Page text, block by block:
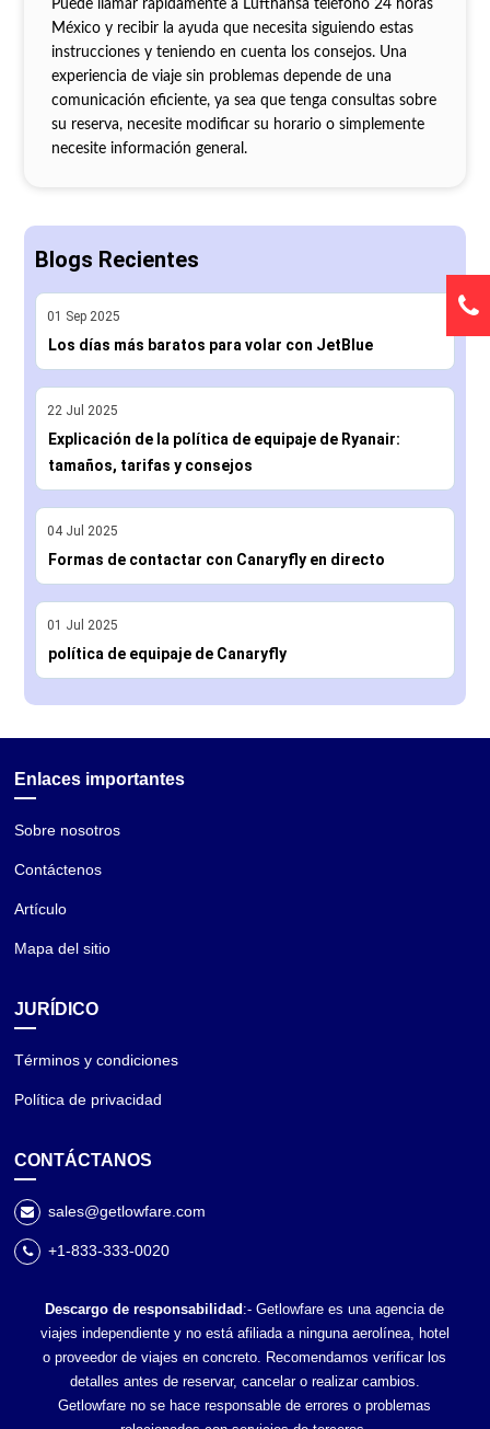
Puede llamar rápidamente a Lufthansa teléfono 24 horas
México y recibir la ayuda que necesita siguiendo estas
instrucciones y teniendo en cuenta los consejos. Una
experiencia de viaje sin problemas depende de una
comunicación eficiente, ya sea que tenga consultas sobre
su reserva, necesite modificar su horario o simplemente
necesite información general.
Blogs Recientes
01 Sep 2025
Los días más baratos para volar con JetBlue
22 Jul 2025
Explicación de la política de equipaje de Ryanair:
tamaños, tarifas y consejos
04 Jul 2025
Formas de contactar con Canaryfly en directo
01 Jul 2025
política de equipaje de Canaryfly
Enlaces importantes
Sobre nosotros
Contáctenos
Artículo
Mapa del sitio
JURÍDICO
Términos y condiciones
Política de privacidad
CONTÁCTANOS
sales@getlowfare.com
+1-833-333-0020
Descargo de responsabilidad:- Getlowfare es una agencia de
viajes independiente y no está afiliada a ninguna aerolínea, hotel
o proveedor de viajes en concreto. Recomendamos verificar los
detalles antes de reservar, cancelar o realizar cambios.
Getlowfare no se hace responsable de errores o problemas